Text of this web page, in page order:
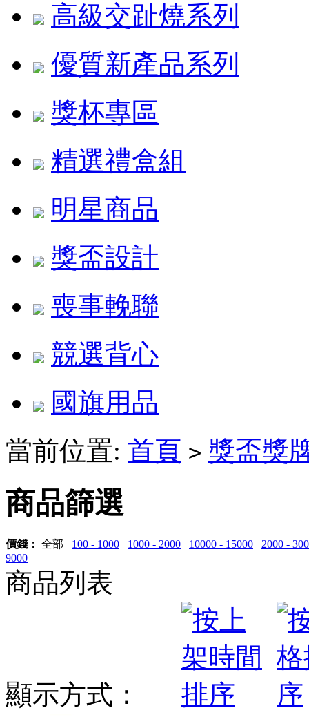
高級交趾燒系列
優質新產品系列
獎杯專區
精選禮盒組
明星商品
獎盃設計
喪事輓聯
競選背心
國旗用品
當前位置: 首頁 > 獎盃獎
商品篩選
價錢： 全部 100 - 1000 1000 - 2000 10000 - 15000
2000 -
9000
商品列表
顯示方式：